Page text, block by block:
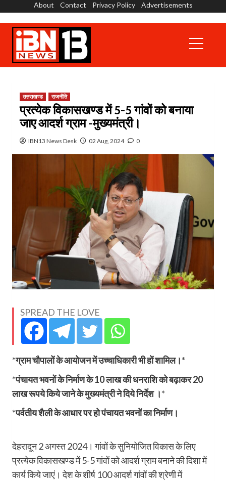
content
About Contact Privacy Policy Advertisements
Menu
उत्तराखण्ड राजनीति
प्रत्येक विकासखण्ड में 5-5 गांवों को बनाया
जाए आदर्श ग्राम -मुख्यमंत्री।
IBN13 News Desk 02 Aug, 2024 0
SPREAD THE LOVE
*ग्राम चौपालों के आयोजन में उच्चाधिकारी भी हों शामिल।*
*पंचायत भवनों के निर्माण के 10 लाख की धनराशि को बढ़ाकर 20
लाख रूपये किये जाने के मुख्यमंत्री ने दिये निर्देश ।*
*पर्वतीय शैली के आधार पर हो पंचायत भवनों का निर्माण।
देहरादून 2 अगस्त 2024। गांवों के सुनियोजित विकास के लिए
प्रत्येक विकासखण्ड में 5-5 गांवों को आदर्श ग्राम बनाने की दिशा में
कार्य किये जाएं। देश के शीर्ष 100 आदर्श गांवों की श्रेणी में